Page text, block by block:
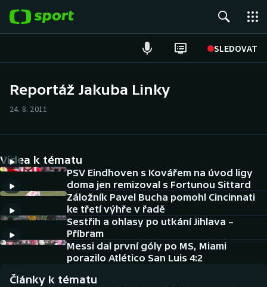
SLEDOVAT
ME v plavání
Fotbal
Hokej
Tenis
DALŠÍ SPORTY
Americký fotbal
Atletika
NEPŘEHLÉDNĚTE
Soutěže
Reportáž Jakuba Linky
24. 8. 2011
Videa k tématu
PSV Eindhoven s Kovářem na úvod ligy
doma jen remizoval s Fortunou Sittard
Záložník Pavel Bucha pomohl Cincinnati
ke třetí výhře v řadě
Sestřih a ohlasy po utkání Jihlava –
Příbram
Messi dal první góly po MS, Miami
porazilo Atlético San Luis 4:2
Články k tématu